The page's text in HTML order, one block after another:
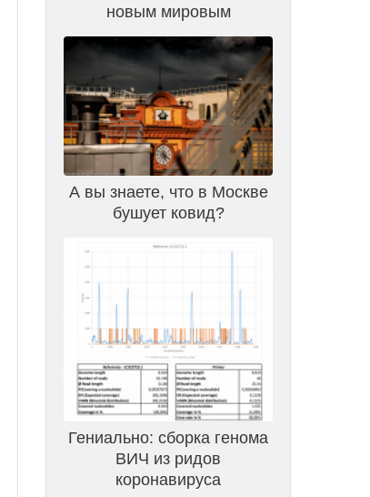
новым мировым
А вы знаете, что в Москве
бушует ковид?
Гениально: сборка генома
ВИЧ из ридов
коронавируса